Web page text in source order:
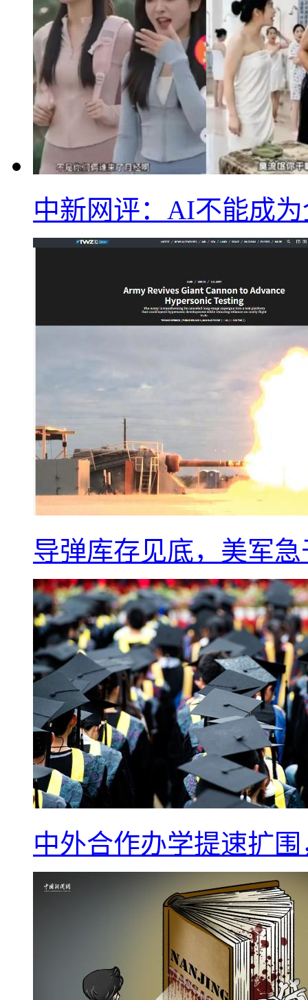
中新网评：AI不能成
导弹库存见底，美军
中外合作办学提速扩